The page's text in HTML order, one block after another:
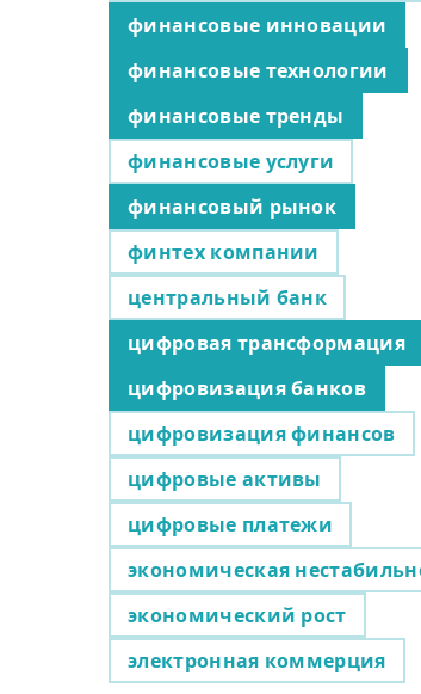
финансовые инновации
финансовые технологии
финансовые тренды
финансовые услуги
финансовый рынок
финтех компании
центральный банк
цифровая трансформация
цифровизация банков
цифровизация финансов
цифровые активы
цифровые платежи
экономическая
экономический рост
электронная коммерция